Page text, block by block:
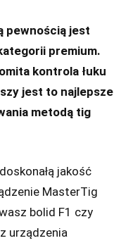
pewnością jest
premium.
kontrola łuku
jest to najlepsze
metodą tig
jakość
MasterTig
bolid F1 czy
urządzenia